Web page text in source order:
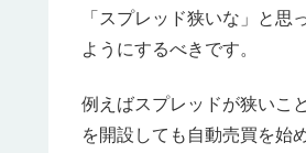
「スプレッド狭いな」と
ようにするべきです。
例えばスプレッドが狭いこ
を開設しても自動売買を始